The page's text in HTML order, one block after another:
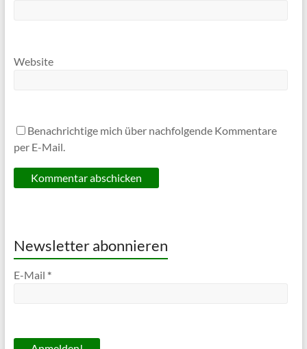
Website
Benachrichtige mich über nachfolgende Kommentare
per E-Mail.
Newsletter abonnieren
E-Mail *